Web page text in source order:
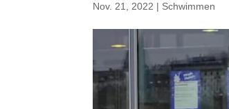
Nov. 21, 2022 | Schwimmen